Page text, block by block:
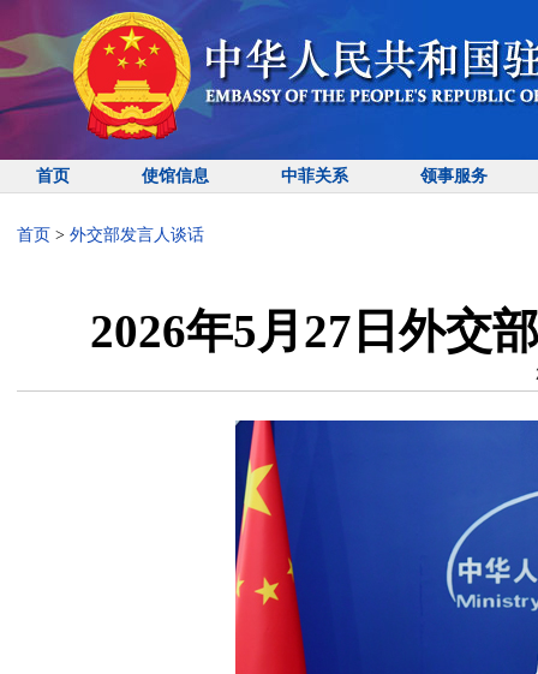
首页 使馆信息 中菲关系 领事服务
首页 > 外交部发言人谈话
2026年5月27日外交